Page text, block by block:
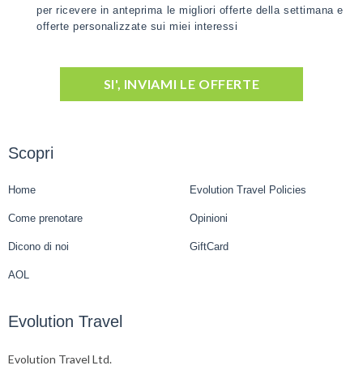
per ricevere in anteprima le migliori offerte della settimana e
offerte personalizzate sui miei interessi
SI', INVIAMI LE OFFERTE
Scopri
Home Evolution Travel Policies
Come prenotare Opinioni
Dicono di noi GiftCard
AOL
Evolution Travel
Evolution Travel Ltd.